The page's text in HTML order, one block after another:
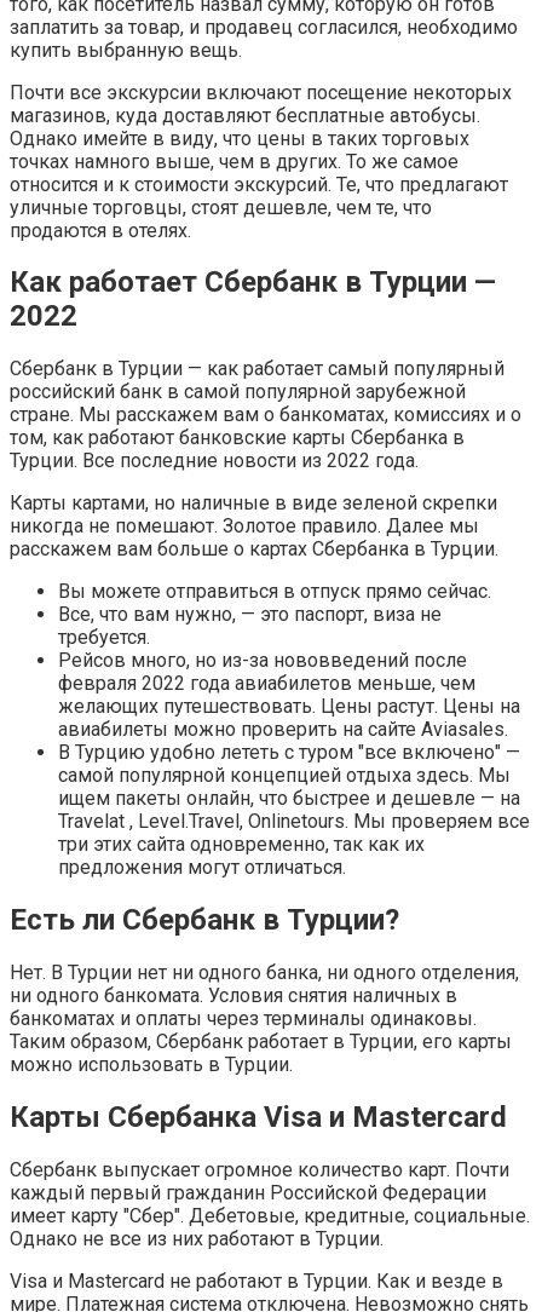
заплатить за товар, и продавец согласился, необходимо
купить выбранную вещь.
Почти все экскурсии включают посещение некоторых
магазинов, куда доставляют бесплатные автобусы.
Однако имейте в виду, что цены в таких торговых
точках намного выше, чем в других. То же самое
относится и к стоимости экскурсий. Те, что предлагают
уличные торговцы, стоят дешевле, чем те, что
продаются в отелях.
Как работает Сбербанк в Турции —
2022
Сбербанк в Турции — как работает самый популярный
российский банк в самой популярной зарубежной
стране. Мы расскажем вам о банкоматах, комиссиях и о
том, как работают банковские карты Сбербанка в
Турции. Все последние новости из 2022 года.
Карты картами, но наличные в виде зеленой скрепки
никогда не помешают. Золотое правило. Далее мы
расскажем вам больше о картах Сбербанка в Турции.
Вы можете отправиться в отпуск прямо сейчас.
Все, что вам нужно, — это паспорт, виза не
требуется.
Рейсов много, но из-за нововведений после
февраля 2022 года авиабилетов меньше, чем
желающих путешествовать. Цены растут. Цены на
авиабилеты можно проверить на сайте Aviasales.
В Турцию удобно лететь с туром "все включено" —
самой популярной концепцией отдыха здесь. Мы
ищем пакеты онлайн, что быстрее и дешевле — на
Travelat , Level.Travel, Onlinetours. Мы проверяем все
три этих сайта одновременно, так как их
предложения могут отличаться.
Есть ли Сбербанк в Турции?
Нет. В Турции нет ни одного банка, ни одного отделения,
ни одного банкомата. Условия снятия наличных в
банкоматах и оплаты через терминалы одинаковы.
Таким образом, Сбербанк работает в Турции, его карты
можно использовать в Турции.
Карты Сбербанка Visa и Mastercard
Сбербанк выпускает огромное количество карт. Почти
каждый первый гражданин Российской Федерации
имеет карту "Сбер". Дебетовые, кредитные, социальные.
Однако не все из них работают в Турции.
Visa и Mastercard не работают в Турции. Как и везде в
мире. Платежная система отключена. Невозможно снять